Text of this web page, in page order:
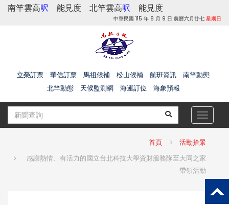
南竿雲高呎 能見度 北竿雲高呎 能見度
中華民國 115 年 8 月 9 日 農曆六月廿七 星期日
立榮訂票 華信訂票 馬祖候補 松山候補 航班資訊
南竿動態
北竿動態
天候監測網 海運訂位 海象預報
Toggle
首頁 活動拾景
感謝熱情、有活力的國立台北科技大學資財服務隊至大同之家
帶領活動